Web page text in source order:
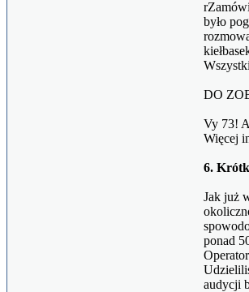
było
DO
Vy 73!
Więcej
6.
Jak już
ponad
audycji